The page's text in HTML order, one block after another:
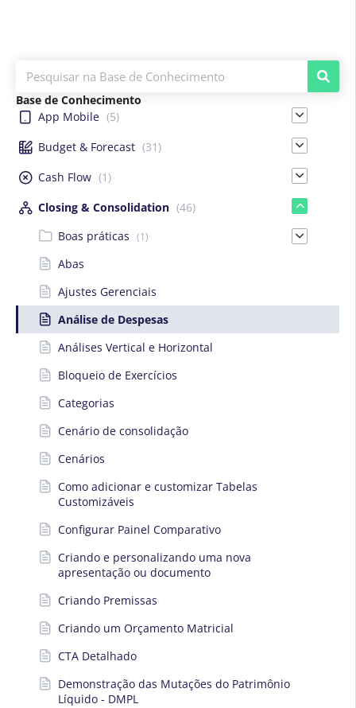
Base de Conhecimento
App Mobile (5)
Budget & Forecast (31)
Cash Flow (1)
Closing & Consolidation (46)
Boas práticas (1)
Abas
Ajustes Gerenciais
Análise de Despesas
Análises Vertical e Horizontal
Bloqueio de Exercícios
Categorias
Cenário de consolidação
Cenários
Como adicionar e customizar Tabelas
Customizáveis
Configurar Painel Comparativo
Criando e personalizando uma nova
apresentação ou documento
Criando Premissas
Criando um Orçamento Matricial
CTA Detalhado
Demonstração das Mutações do Patrimônio
Líquido - DMPL